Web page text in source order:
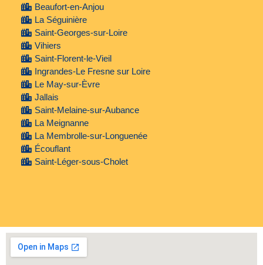
Beaufort-en-Anjou
La Séguinière
Saint-Georges-sur-Loire
Vihiers
Saint-Florent-le-Vieil
Ingrandes-Le Fresne sur Loire
Le May-sur-Èvre
Jallais
Saint-Melaine-sur-Aubance
La Meignanne
La Membrolle-sur-Longuenée
Écouflant
Saint-Léger-sous-Cholet